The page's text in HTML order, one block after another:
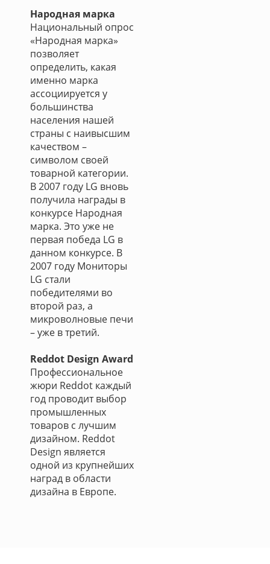
Народная марка
Национальный опрос
«Народная марка»
позволяет
определить, какая
именно марка
ассоциируется у
большинства
населения нашей
страны с наивысшим
качеством –
символом своей
товарной категории.
В 2007 году LG вновь
получила награды в
конкурсе Народная
марка. Это уже не
первая победа LG в
данном конкурсе. В
2007 году Мониторы
LG стали
победителями во
второй раз, а
микроволновые печи
– уже в третий.
Reddot Design Award
Профессиональное
жюри Reddot каждый
год проводит выбор
промышленных
товаров с лучшим
дизайном. Reddot
Design является
одной из крупнейших
наград в области
дизайна в Европе.